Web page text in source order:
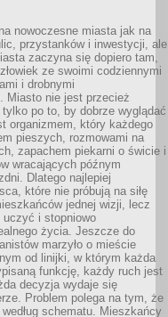
nowoczesne miasta jak na
przystanków i inwestycji, ale
zaczyna się dopiero tam,
ze swoimi codziennymi
i drobnymi
Miasto nie jest przecież
po to, by dobrze wyglądać
organizmem, który każdego
pieszych, rozmowami na
zapachem piekarni o świcie i
wracających późnym
Dlatego najlepiej
które nie próbują na siłę
jednej wizji, lecz
uczyć i stopniowo
życia. Jeszcze do
marzyło o mieście
od linijki, w którym każda
funkcję, każdy ruch jest
decyzja wydaje się
Problem polega na tym, że
schematu. Mieszkańcy